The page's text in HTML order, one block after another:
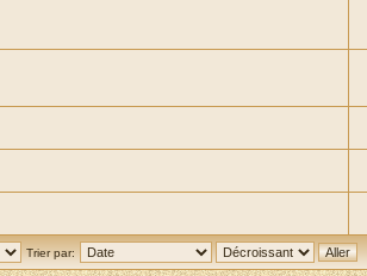
Trier par: